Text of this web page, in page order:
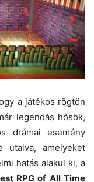
a játékos rögtön
legendás hősök,
drámai esemény
utalva, amelyeket
hatás alakul ki, a
RPG of All Time